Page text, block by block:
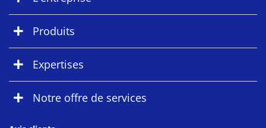
Produits
Expertises
Notre offre de services